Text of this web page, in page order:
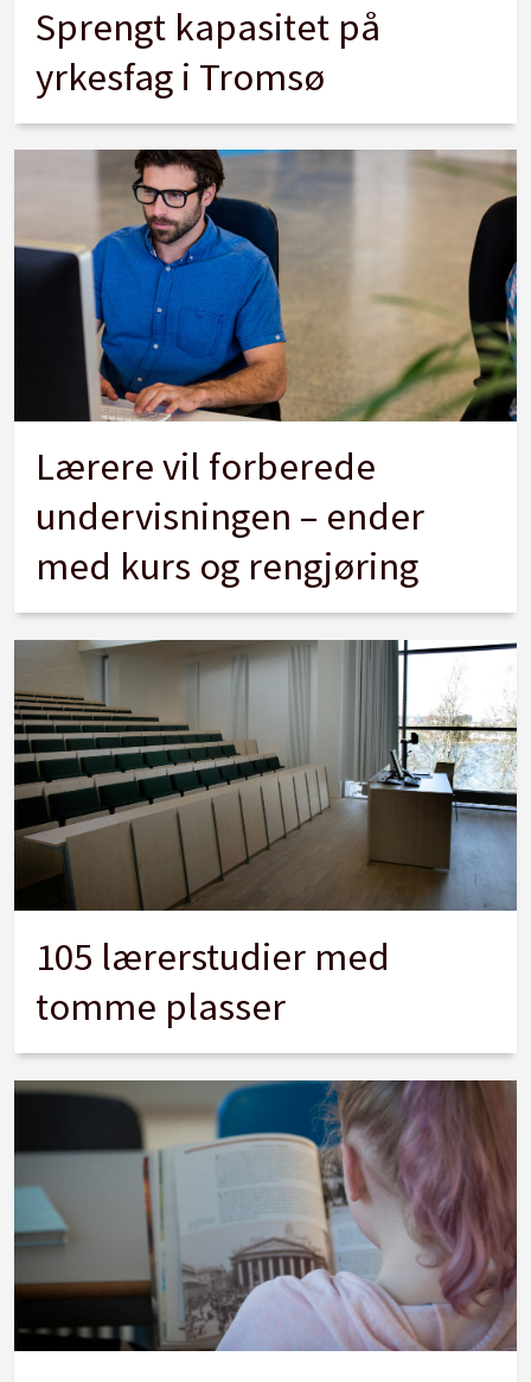
Sprengt kapasitet på
yrkesfag i Tromsø
Lærere vil forberede
undervisningen – ender
med kurs og rengjøring
105 lærerstudier med
tomme plasser